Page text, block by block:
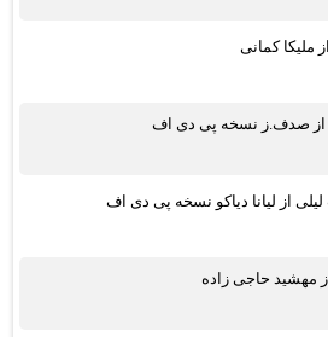
ملیکا کمانی
از صدف.ز نسخه پی دی اف
از لیانا دیاکو نسخه پی دی اف
مهشید حاجی زاده